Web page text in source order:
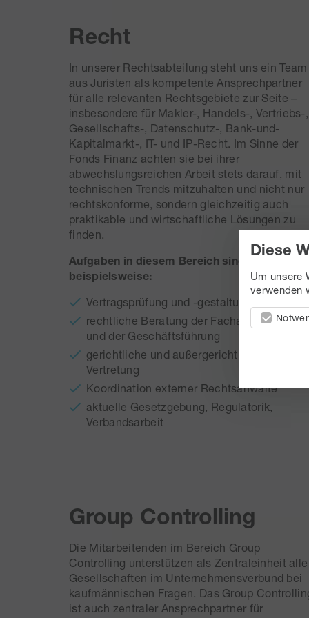
Recht
In unserer Rechtsabteilung steht uns ein Team
aus Juristen als kompetente Ansprechpartner
für alle relevanten Rechtsgebiete zur Seite –
insbesondere für Makler-, Handels-, Vertriebs-,
Gesellschafts-, Datenschutz-, Bank-und-
Kapitalmarkt-, IT- und IP-Recht. Im Sinne der
Fonds Finanz achten sie bei ihrer
abwechslungsreichen Arbeit stets darauf, mit
technischen Trends mitzuhalten und nicht nur
rechtskonforme, sondern gleichzeitig auch
praktikable und wirtschaftliche Lösungen zu
finden.
Aufgaben in diesem Bereich sind
beispielsweise:
Vertragsprüfung und -gestaltung
rechtliche Beratung der Fachabteilungen
und der Geschäftsführung
gerichtliche und außergerichtliche
Vertretung
Koordination externer Rechtsanwälte
aktuelle Gesetzgebung, Regulatorik,
Verbandsarbeit
Group Controlling
Die Mitarbeitenden im Bereich Group
Controlling unterstützen als Zentraleinheit alle
Gesellschaften im Unternehmensverbund bei
kaufmännischen Fragen. Das Group
ist auch zentraler Ansprechpartner für
Diese
Um unsere
verwenden